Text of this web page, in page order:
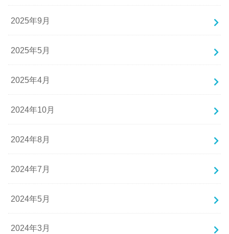
2025年9月
2025年5月
2025年4月
2024年10月
2024年8月
2024年7月
2024年5月
2024年3月